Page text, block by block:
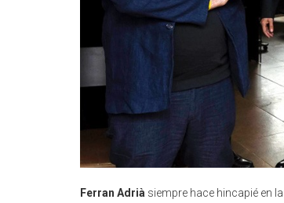
Ferran Adrià siempre hace hincapié en